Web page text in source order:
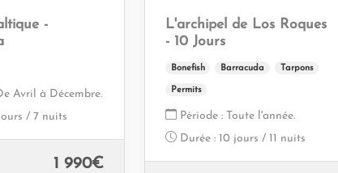
-
Avril à Décembre.
/ 7 nuits
1 990€
L'archipel de Los Roques
- 10 Jours
Bonefish Barracuda Tarpons
Permits
Période : Toute l'année.
Durée : 10 jours / 11 nuits